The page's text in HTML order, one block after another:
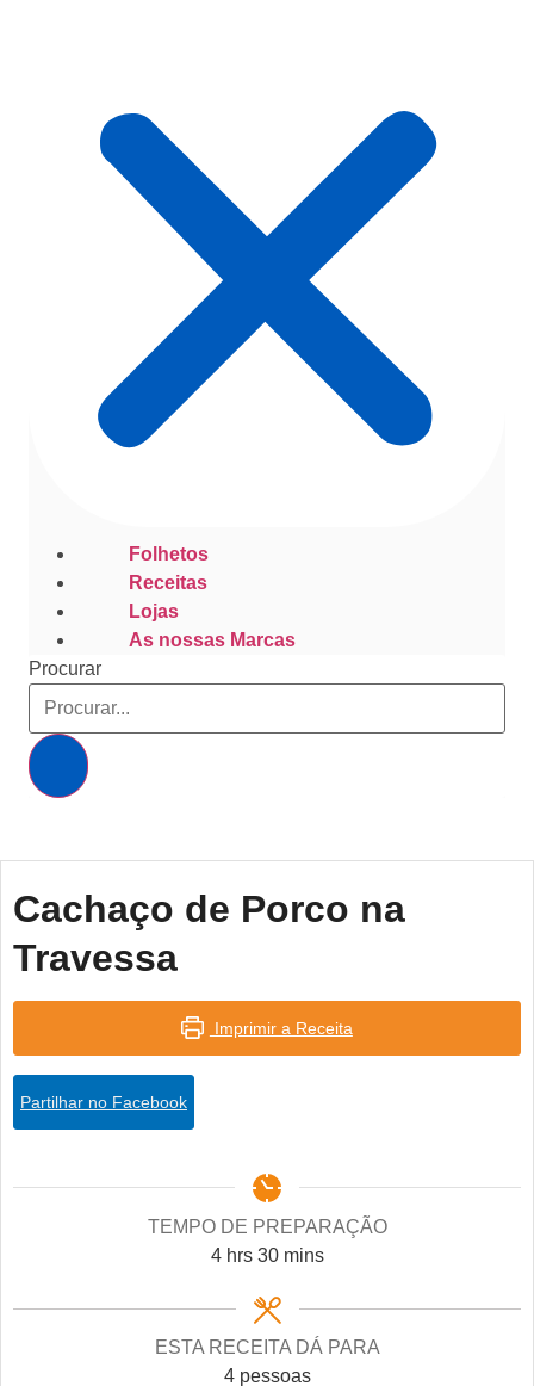
Folhetos
Receitas
Lojas
As nossas Marcas
Procurar
Cachaço de Porco na
Travessa
Imprimir a Receita
Partilhar no Facebook
TEMPO DE PREPARAÇÃO
4hours
hrs 30minutes
mins
ESTA RECEITA DÁ PARA
4 pessoas